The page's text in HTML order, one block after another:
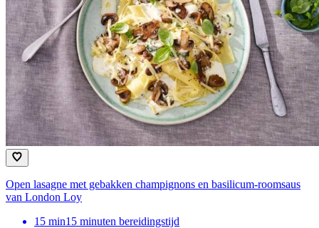
Open lasagne met gebakken champignons en basilicum-roomsaus
van London Loy
15 min15 minuten bereidingstijd